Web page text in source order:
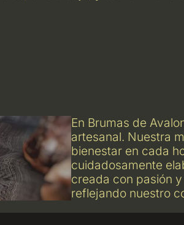
En Brumas de
artesanal. Nuestra
bienestar en cada
cuidadosamente
creada con pasión
reflejando nuestro